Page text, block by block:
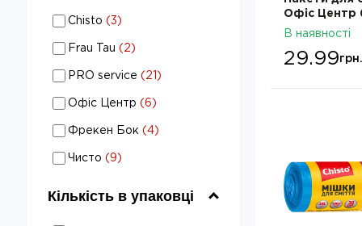
Chisto (3 )
марка - Chisto
Frau Tau ( 2 )
марка - Frau Tau
PRO service ( 21 )
марка - PRO service
Офіс Центр (6 )
марка - Офіс Центр
Фрекен Бок (4)
марка - Фрекен Бок
Чисто ( 9 )
марка - Чисто
Кількість в упаковці
Офіс Центр
20шт
В наявності
29.99грн.